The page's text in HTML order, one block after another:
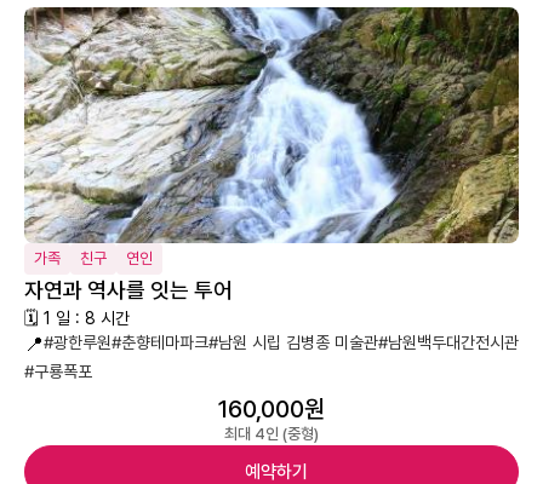
가족 친구 연인
자연과 역사를 잇는 투어
🗓 1 일 : 8 시간
📍#광한루원#춘향테마파크#남원 시립 김병종 미술관#남원백두대간전시관
#구룡폭포
160,000원
최대 4인 (중형)
예약하기